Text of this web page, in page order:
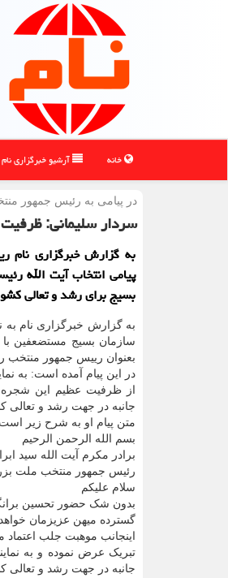
خانه آرشیو خبرگزاری نام
در پیامی به رئیس جمهور
سردار سلیمانی:
به گزارش خبرگزاری
پیامی انتخاب آیت الله
بسیج برای رشد و تعالی
به گزارش خبرگزاری نام به
سازمان بسیج مستضعفین با
بعنوان رییس جمهور منتخب
در این پیام آمده است: به
از ظرفیت عظیم این شجره
جانبه در جهت رشد و تعالی
متن پیام او به شرح زیر
بسم الله الرحمن الرحیم
برادر مکرم آیت الله سید
رئیس جمهور منتخب ملت
سلام علیکم
بدون شک حضور تحسین
گسترده میهن عزیزمان
اینجانب موهبت جلب
تبریک عرض نموده و به
جانبه در جهت رشد و تعالی